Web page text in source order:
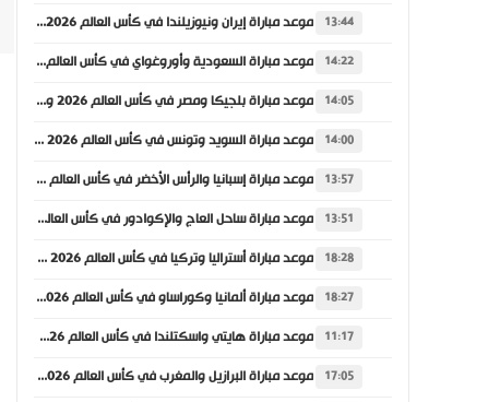
13:44 موعد مباراة إيران ونيوزيلندا في كأس العالم 2026 والقنوات الناقلة
14:22 موعد مباراة السعودية وأوروغواي في كأس العالم 2026 والقنوات الناقلة
14:05 موعد مباراة بلجيكا ومصر في كأس العالم 2026 والقنوات الناقلة
14:00 موعد مباراة السويد وتونس في كأس العالم 2026 والقنوات الناقلة
13:57 موعد مباراة إسبانيا والرأس الأخضر في كأس العالم 2026 والقنوات الناقلة
13:51 موعد مباراة ساحل العاج والإكوادور في كأس العالم 2026 والقنوات الناقلة
18:28 موعد مباراة أستراليا وتركيا في كأس العالم 2026 والقنوات الناقلة
18:27 موعد مباراة ألمانيا وكوراساو في كأس العالم 2026 والقنوات الناقلة
11:17 موعد مباراة هايتي واسكتلندا في كأس العالم 2026 والقنوات الناقلة
17:05 موعد مباراة البرازيل والمغرب في كأس العالم 2026 والقنوات الناقلة